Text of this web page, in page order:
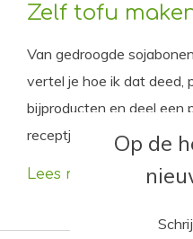
Zelf tofu
Van gedroogde
vertel je hoe ik dat deed,
bijproducten en deel een
receptjes met je.
Lees meer
Op de